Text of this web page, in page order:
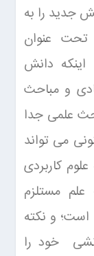
جدید را به
تحت عنوان
اینکه دانش
و مباحث
علمی جدا
می تواند
کاربردی
مستلزم
است؛ و نکته
خود را